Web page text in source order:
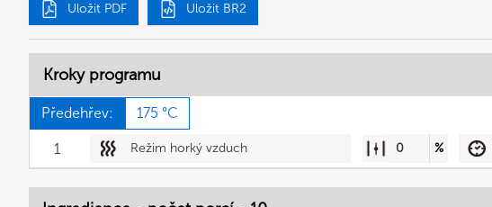
Uložit PDF Uložit BR2
Kroky programu
Předehřev: 175 °C
1 Režim horký vzduch 0 %